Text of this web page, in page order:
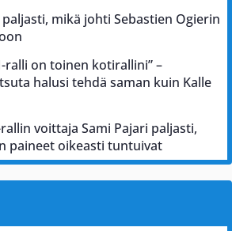
mikä johti Sebastien Ogierin
ralli on toinen kotirallini” –
halusi tehdä saman kuin Kalle
voittaja Sami Pajari paljasti,
paineet oikeasti tuntuivat